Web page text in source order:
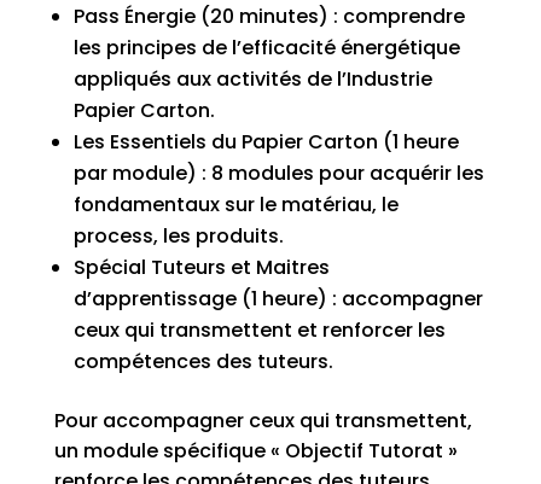
Pass Énergie (20 minutes) : comprendre
les principes de l’efficacité énergétique
appliqués aux activités de l’Industrie
Papier Carton.
Les Essentiels du Papier Carton (1 heure
par module) : 8 modules pour acquérir les
fondamentaux sur le matériau, le
process, les produits.
Spécial Tuteurs et Maitres
d’apprentissage (1 heure) : accompagner
ceux qui transmettent et renforcer les
compétences des tuteurs.
Pour accompagner ceux qui transmettent,
un module spécifique « Objectif Tutorat »